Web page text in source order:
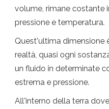
volume, rimane costante
pressione e temperatura.
Quest'ultima dimensione
realtà, quasi ogni
un fluido in determinate
estrema e pressione.
All'interno della terra